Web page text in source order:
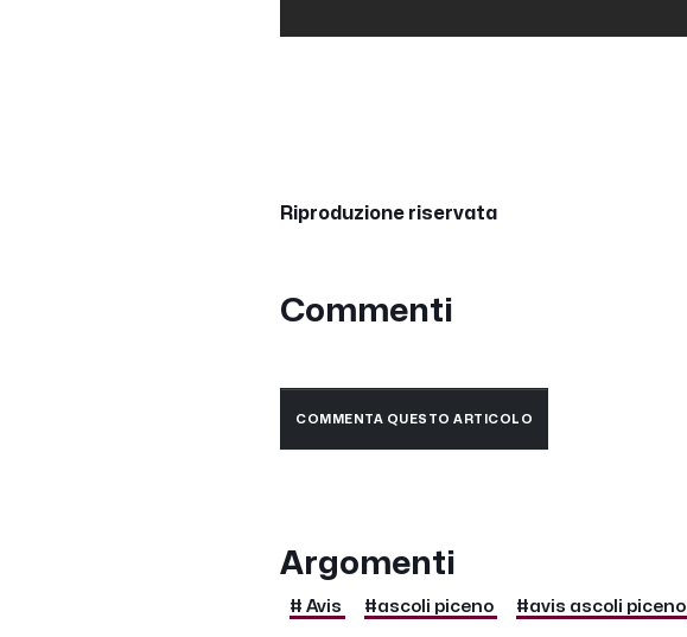
Riproduzione riservata
Commenti
COMMENTA QUESTO ARTICOLO
Argomenti
# Avis #ascoli piceno #avis ascoli piceno